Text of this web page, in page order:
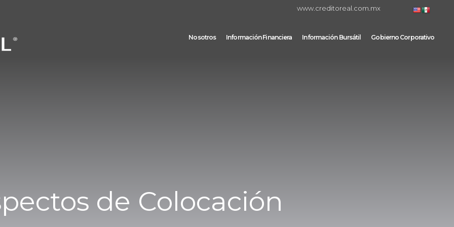
www.creditoreal.com.mx
Nosotros Información Financiera Información Bursátil Gobierno Corporativo
de Colocación